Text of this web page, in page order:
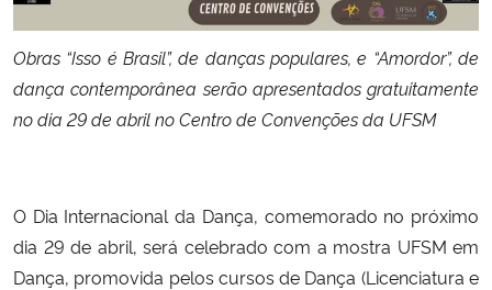
Gabinete de Segurança Institucional
Advocacia-Geral da União
Planalto
Obras “Isso é Brasil”, de danças populares, e “Amordor”, de
dança contemporânea serão apresentados gratuitamente
no dia 29 de abril no Centro de Convenções da UFSM
O Dia Internacional da Dança, comemorado no próximo
dia 29 de abril, será celebrado com a mostra UFSM em
Dança, promovida pelos cursos de Dança (Licenciatura e